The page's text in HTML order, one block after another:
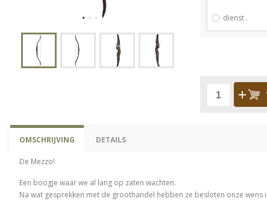
dienst .
OMSCHRIJVING DETAILS
De Mezzo!
Een boogje waar we al lang op zaten wachten.
Na wat gesprekken met de groothandel hebben ze besloten onze wens